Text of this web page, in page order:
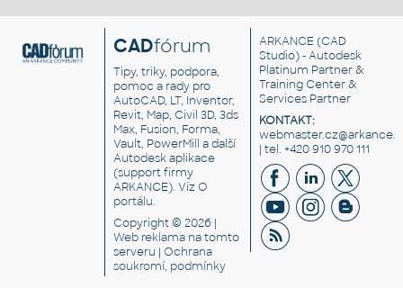
CADfórum
Tipy, triky, podpora,
pomoc a rady pro
AutoCAD, LT, Inventor,
Revit, Map, Civil 3D, 3ds
Max, Fusion, Forma,
Vault, PowerMill a další
Autodesk aplikace
(support firmy
ARKANCE). VizO
portálu.
Copyright © 2026 |
Web reklama na tomto
serveru |Ochrana
soukromí, podmínky
ARKANCE (CAD
Studio) - Autodesk
Platinum Partner &
Training Center &
Services Partner
KONTAKT:
| tel. +420 910 970 111